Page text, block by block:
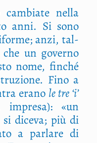
cam­bia­te nel­la
anni. Si sono
anzi, tal­
un gover­no
nome, fin­ché
Fino a
era­no le tre ‘i’
impre­sa): «un
dice­va; più di
a par­la­re di